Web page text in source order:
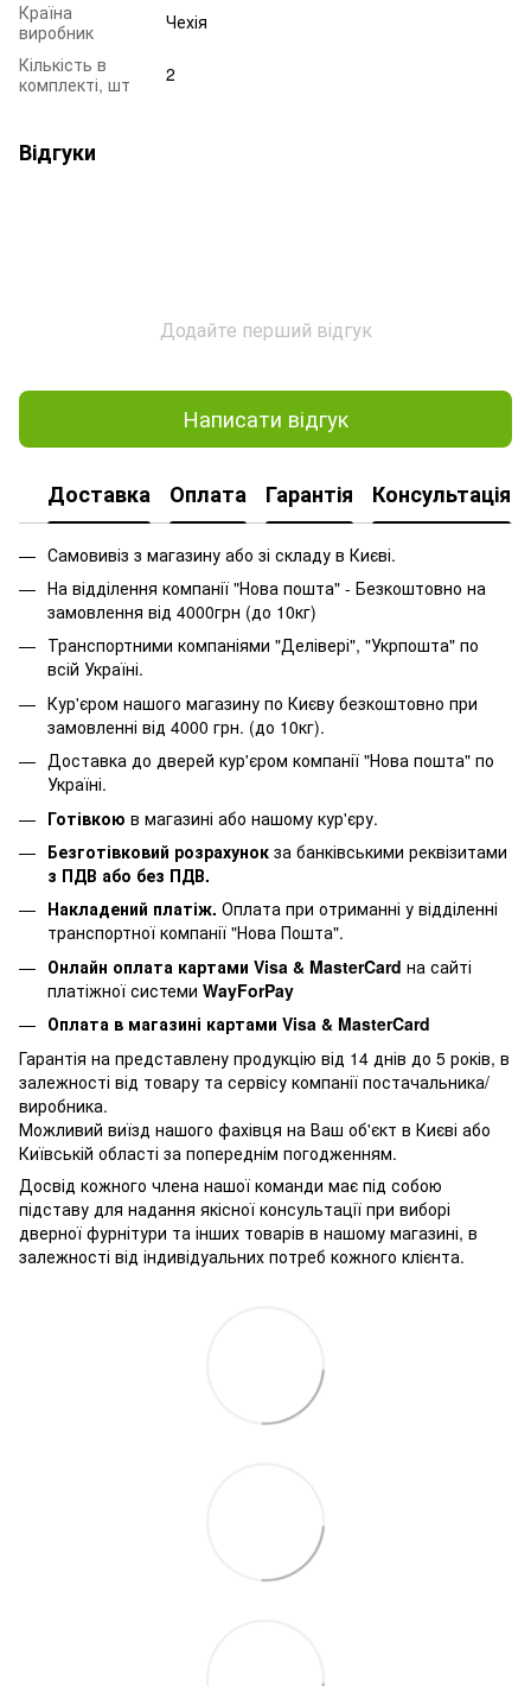
Країна
виробник
Чехія
Кількість в
комплекті, шт
2
Відгуки
Додайте перший відгук
Написати відгук
Доставка Оплата Гарантія Консультація
Самовивіз з магазину або зі складу в Києві.
На відділення компанії "Нова пошта" - Безкоштовно на
замовлення від 4000грн (до 10кг)
Транспортними компаніями "Делівері", "Укрпошта" по
всій Україні.
Кур'єром нашого магазину по Києву безкоштовно при
замовленні від 4000 грн. (до 10кг).
Доставка до дверей кур'єром компанії "Нова пошта" по
Україні.
Готівкою в магазині або нашому кур'єру.
Безготівковий розрахунок за банківськими реквізитами
з ПДВ або без ПДВ.
Накладений платіж. Оплата при отриманні у відділенні
транспортної компанії "Нова Пошта".
Онлайн оплата картами Visa & MasterCard на сайті
платіжної системи WayForPay
Оплата в магазині картами Visa & MasterCard
Гарантія на представлену продукцію від 14 днів до 5 років, в
залежності від товару та сервісу компанії постачальника/
виробника.
Можливий виїзд нашого фахівця на Ваш об'єкт в Києві або
Київській області за попереднім погодженням.
Досвід кожного члена нашої команди має під собою
підставу для надання якісної консультації при виборі
дверної фурнітури та інших товарів в нашому магазині, в
залежності від індивідуальних потреб кожного клієнта.